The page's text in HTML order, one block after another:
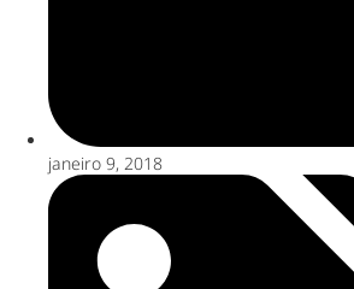
janeiro 9, 2018